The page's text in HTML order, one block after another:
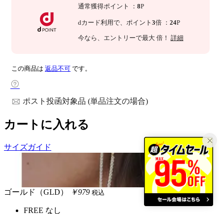
通常獲得ポイント ： 8P
dカード利用で、 ポイント 3倍 ： 24P
今なら 、エントリーで最大 倍！ 詳細
この商品は 返品不可 です。
ポスト投函対象品 (単品注文の場合)
カートに入れる
サイズガイド
ゴールド（GLD） ￥979 税込
FREE なし